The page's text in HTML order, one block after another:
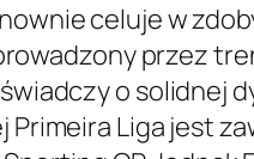
celuje w
przez
świadczy o solidnej
Liga jest